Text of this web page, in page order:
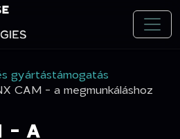
gyártástámogatás
CAM - a megmunkáláshoz
- A